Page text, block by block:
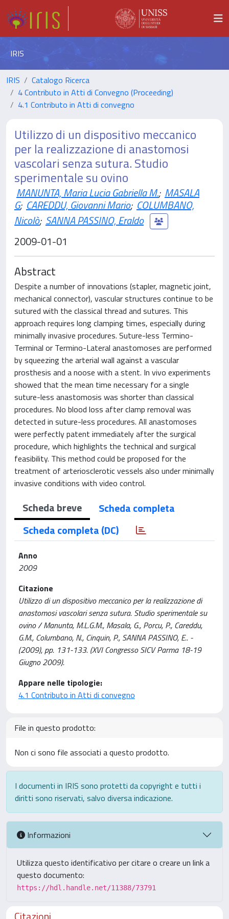
IRIS
IRIS
Catalogo Ricerca
4 Contributo in Atti di Convegno (Proceeding)
4.1 Contributo in Atti di convegno
Utilizzo di un dispositivo meccanico
per la realizzazione di anastomosi
vascolari senza sutura. Studio
sperimentale su ovino
MANUNTA, Maria Lucia Gabriella M.; MASALA
G; CAREDDU, Giovanni Mario; COLUMBANO,
Nicolò; SANNA PASSINO, Eraldo
2009-01-01
Abstract
Despite a number of innovations (stapler, magnetic joint,
mechanical connector), vascular structures continue to be
sutured with the classical thread and sutures. This
approach requires long clamping times, especially during
minimally invasive procedures. Suture-less Termino-
Terminal or Termino-Lateral anastomoses are performed
by squeezing the arterial wall against a vascular
prosthesis and a noose with a stent. In vivo experiments
showed that the mean time necessary for a single
suture-less anastomosis was shorter than classical
procedures. No blood loss after clamp removal was
detected in suture-less procedures. All anastomoses
were perfectly patent immediately after the surgical
procedure, which highlights the technical and surgical
feasibility. This method could be proposed for the
treatment of arteriosclerotic vessels also under minimally
invasive conditions with video control.
Scheda breve
Scheda completa
Scheda completa (DC)
Anno
2009
Citazione
Utilizzo di un dispositivo meccanico per la realizzazione di
anastomosi vascolari senza sutura. Studio sperimentale su
ovino / Manunta, M.L.G.M., Masala, G., Porcu, P., Careddu,
G.M., Columbano, N., Cinquin, P., SANNA PASSINO, E.. -
(2009), pp. 131-133. (XVI Congresso SICV Parma 18-19
Giugno 2009).
Appare nelle tipologie:
4.1 Contributo in Atti di convegno
File in questo prodotto:
Non ci sono file associati a questo prodotto.
I documenti in IRIS sono protetti da copyright e tutti i
diritti sono riservati, salvo diversa indicazione.
Informazioni
Utilizza questo identificativo per citare o creare un link a
questo documento:
https://hdl.handle.net/11388/73791